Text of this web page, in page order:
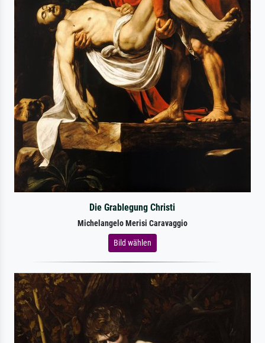
Die Grablegung Christi
Michelangelo Merisi Caravaggio
Bild wählen